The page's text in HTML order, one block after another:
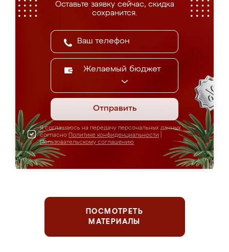
Оставьте заявку сейчас, скидка
сохранится.
Желаемый бюджет
Отправить
Я соглашаюсь на передачу персональных данных
согласно Политике конфиденциальности
Пользовательскому соглашению
ПОСМОТРЕТЬ
МАТЕРИАЛЫ